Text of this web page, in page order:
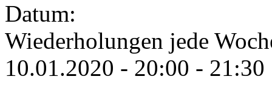
Datum:
Wiederholungen jede
10.01.2020 - 20:00 - 21:30